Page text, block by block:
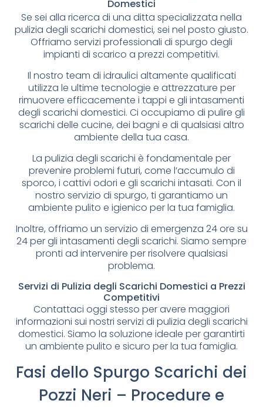
Domestici
Se sei alla ricerca di una ditta specializzata nella
pulizia degli scarichi domestici, sei nel posto giusto.
Offriamo servizi professionali di spurgo degli
impianti di scarico a prezzi competitivi.
Il nostro team di idraulici altamente qualificati
utilizza le ultime tecnologie e attrezzature per
rimuovere efficacemente i tappi e gli intasamenti
degli scarichi domestici. Ci occupiamo di pulire gli
scarichi delle cucine, dei bagni e di qualsiasi altro
ambiente della tua casa.
La pulizia degli scarichi è fondamentale per
prevenire problemi futuri, come l’accumulo di
sporco, i cattivi odori e gli scarichi intasati. Con il
nostro servizio di spurgo, ti garantiamo un
ambiente pulito e igienico per la tua famiglia.
Inoltre, offriamo un servizio di emergenza 24 ore su
24 per gli intasamenti degli scarichi. Siamo sempre
pronti ad intervenire per risolvere qualsiasi
problema.
Servizi di Pulizia degli Scarichi Domestici a Prezzi
Competitivi
Contattaci oggi stesso per avere maggiori
informazioni sui nostri servizi di pulizia degli scarichi
domestici. Siamo la soluzione ideale per garantirti
un ambiente pulito e sicuro per la tua famiglia.
Fasi dello Spurgo Scarichi dei
Pozzi Neri – Procedure e